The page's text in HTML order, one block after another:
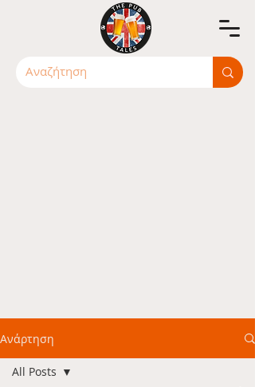
Ανάρτηση
All Posts